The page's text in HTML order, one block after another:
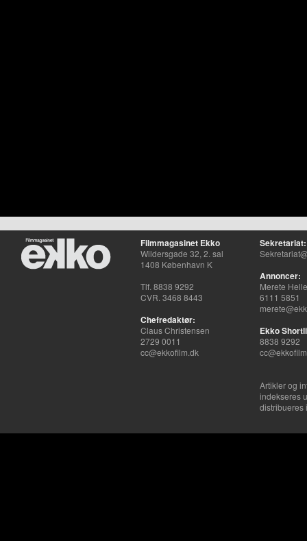
Filmmagasinet Ekko
Wildersgade 32, 2. sal
1408 København K
Tlf. 8838 9292
CVR. 3468 8443
Chefredaktør:
Claus Christensen
2729 0011
cc@ekkofilm.dk
Sekretariat:
Annoncer:
Merete
6111 5851
Ekko
8838 9292
Artikler og
indekseres
distribueres